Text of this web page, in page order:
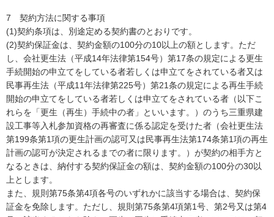
7 契約方法に関する事項
(1)契約条項は、別途定める契約書のとおりです。
(2)契約保証金は、契約金額の100分の10以上の額とします。ただ
し、会社更生法（平成14年法律第154号）第17条の規定による更生
手続開始の申立てをしている者若しくは申立てをされている者又は
民事再生法（平成11年法律第225号）第21条の規定による再生手続
開始の申立てをしている者若しくは申立てをされている者（以下こ
れらを「更生（再生）手続中の者」といいます。）のうち三重県建
設工事等入札参加資格の再審査に係る認定を受けた者（会社更生法
第199条第1項の更生計画の認可又は民事再生法第174条第1項の再生
計画の認可が決定されるまでの者に限ります。）が契約の相手方と
なるときは、納付する契約保証金の額は、契約金額の100分の30以
上とします。
また、規則第75条第4項各号のいずれかに該当する場合は、契約保
証金を免除します。ただし、規則第75条第4項第1号、第2号又は第4